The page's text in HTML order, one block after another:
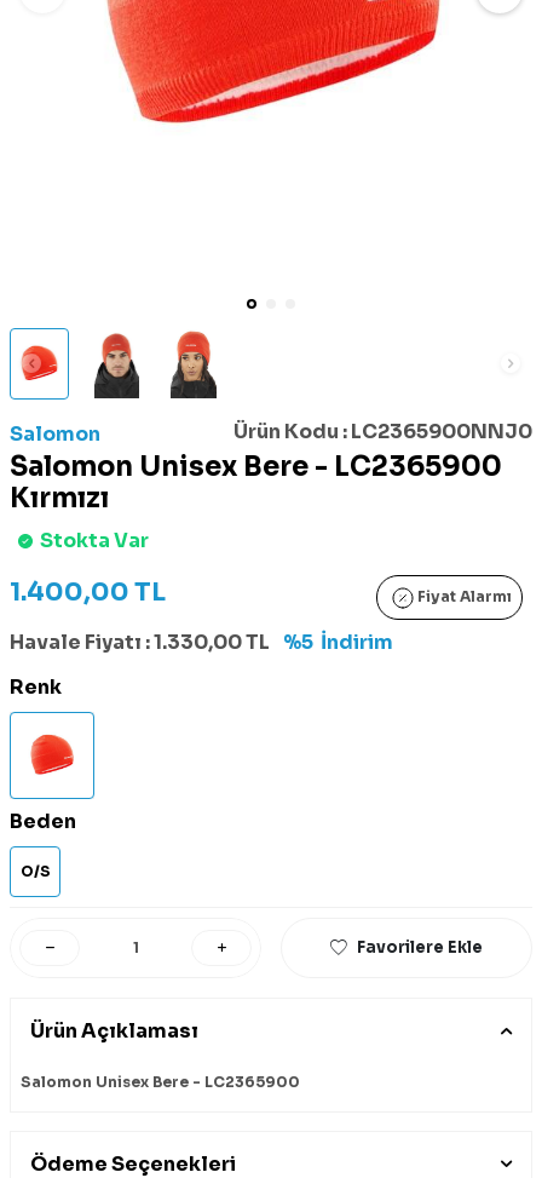
Salomon Ürün Kodu :LC2365900NNJ0
Salomon Unisex Bere - LC2365900
Kırmızı
Stokta Var
1.400,00TL Fiyat Alarmı
Havale Fiyatı :1.330,00TL %5 İndirim
Renk
Beden
O/S
Favorilere Ekle
Ürün Açıklaması
Salomon Unisex Bere - LC2365900
Ödeme Seçenekleri